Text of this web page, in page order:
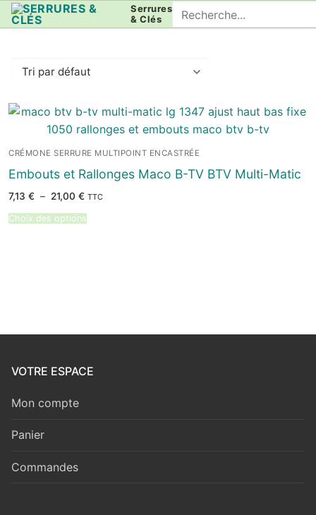
Aller
au
Serrures
& Clés
Rechercher
:
CRÉMONE SERRURE MULTIPOINT ENCASTRÉE
Embouts et Rallonges Maco B-TV BTV Multi-Matic
7,13 € – 21,00 €Plage
prix :
7,13 €
TTC
Choix des options
VOTRE ESPACE
Mon compte
Panier
Commandes